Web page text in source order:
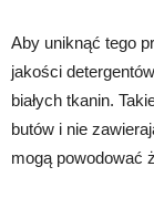
Aby uniknąć tego
jakości
białych tkanin.
butów i nie
mogą powodować